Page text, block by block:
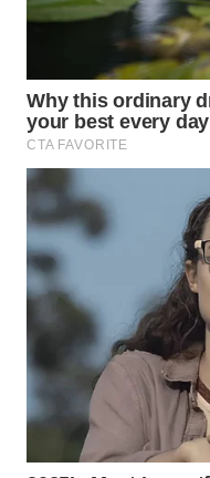
WN
WN
DEPOK
WN
TAPANULI
UTARA
SAMOSIR
WN
PADANG
LAWAS
WN